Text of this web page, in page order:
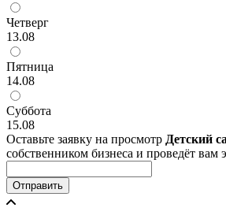
Четверг
13.08
Пятница
14.08
Суббота
15.08
Оставьте заявку на просмотр Детский
собственником бизнеса и проведёт вам
Отправить